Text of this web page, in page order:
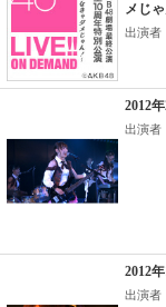
メじ
出演者
2012
出演者
2012
出演者